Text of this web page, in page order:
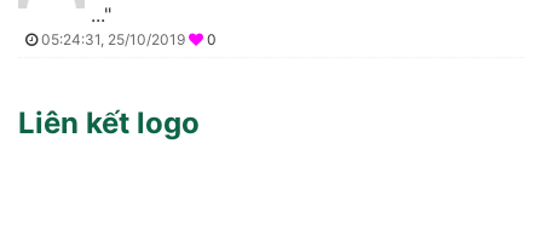
..."
05:24:31, 25/10/2019 0
Liên kết logo